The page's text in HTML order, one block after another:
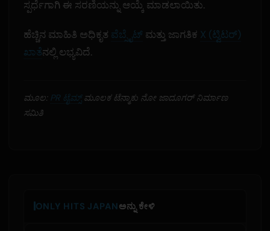
ಸ್ಪರ್ಧೆಗಾಗಿ ಈ ಸರಣಿಯನ್ನು ಆಯ್ಕೆ ಮಾಡಲಾಯಿತು.
ಹೆಚ್ಚಿನ ಮಾಹಿತಿ ಅಧಿಕೃತ ವೆಬ್ಸೈಟ್ ಮತ್ತು ಜಾಗತಿಕ X (ಟ್ವಿಟರ್)
ಖಾತೆನಲ್ಲಿ ಲಭ್ಯವಿದೆ.
ಮೂಲ: PR ಟೈಮ್ಸ್ಮೂಲಕ ಟೆನ್ಮಾಕು ನೋ ಜಾದೂಗರ್ ನಿರ್ಮಾಣ
ಸಮಿತಿ
ONLY HITS JAPANಅನ್ನು ಕೇಳಿ